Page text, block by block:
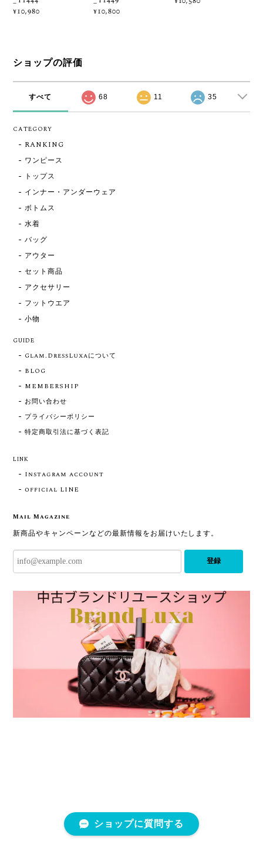
¥10,980
¥10,800
ショップの評価
すべて 68 11 35
CATEGORY
RANKING
ワンピース
トップス
インナー・アンダーウェア
ボトムス
水着
バッグ
アウター
セット商品
アクセサリー
フットウエア
小物
GUIDE
Glam.DressLuxaについて
BLOG
MEMBERSHIP
お問い合わせ
プライバシーポリシー
特定商取引法に基づく表記
LINK
Instagram account
official LINE
Mail Magazine
新商品やキャンペーンなどの最新情報をお届けいたします。
登録
ショップに質問する